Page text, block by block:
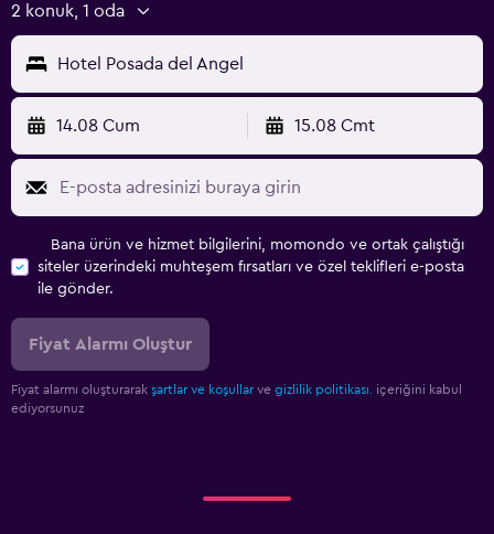
2 konuk, 1 oda
Hotel Posada del Angel
14.08 Cum 15.08 Cmt
Bana ürün ve hizmet bilgilerini, momondo ve ortak çalıştığı
siteler üzerindeki muhteşem fırsatları ve özel teklifleri e-posta
ile gönder.
Fiyat Alarmı Oluştur
Fiyat alarmı oluşturarak şartlar ve koşullar ve gizlilik politikası.
içeriğini kabul
ediyorsunuz